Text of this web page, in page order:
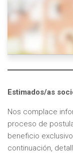
Estimados/as
Nos complace
proceso de
beneficio
continuación,